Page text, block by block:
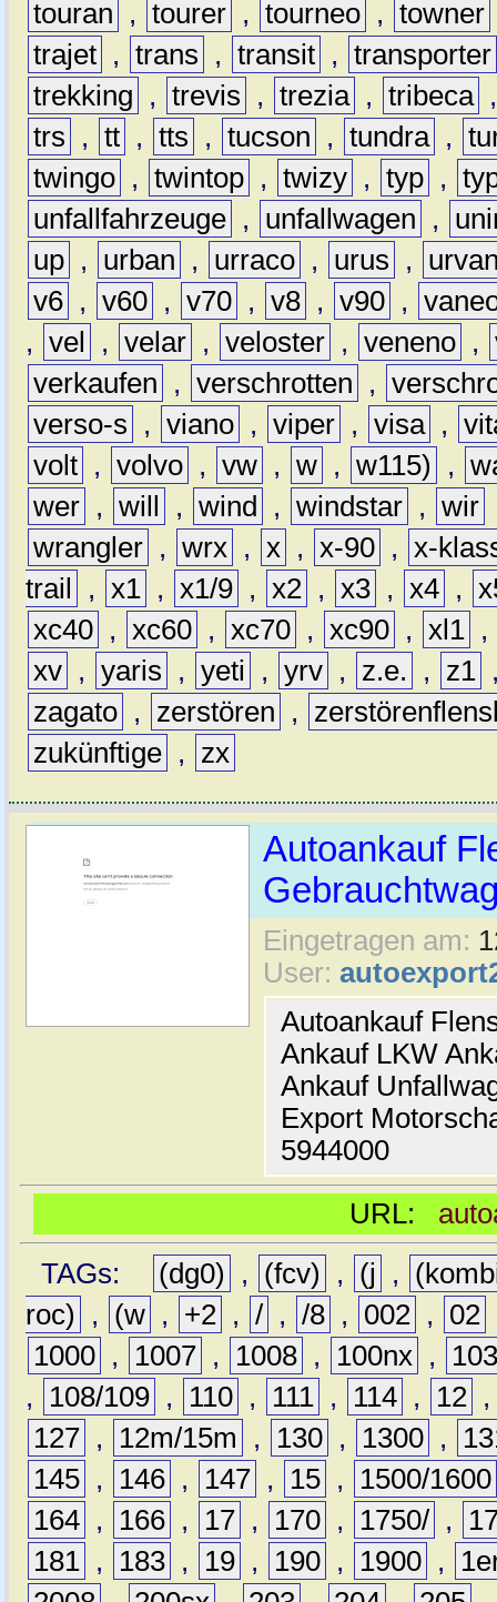
touran , tourer , tourneo , towner
trajet , trans , transit , transporter
trekking
, trevis , trezia , tribeca
trs
, tt , tts , tucson , tundra ,
twingo , twintop , twizy , typ ,
unfallfahrzeuge , unfallwagen ,
up , urban , urraco , urus ,
v6 , v60 , v70 , v8 , v90 ,
, vel , velar , veloster , veneno ,
verkaufen
, verschrotten ,
verso-s
, viano , viper , visa ,
volt , volvo , vw , w , w115) ,
wer , will , wind , windstar , wir
wrangler , wrx , x , x-90 , x-
trail
, x1 , x1/9 , x2 , x3 , x4 ,
xc40 , xc60 , xc70 , xc90 , xl1 ,
xv , yaris , yeti , yrv , z.e. , z1
zagato , zerstören ,
zukünftige , zx
Autoankauf
Eingetragen am:
User:
Autoankauf
Ankauf LKW
Ankauf
Export
5944000
URL:
TAGs:
(dg0) , (fcv) , (j ,
roc)
, (w , +2 , / , /8 , 002 , 02
1000 , 1007 , 1008 , 100nx ,
,
108/109 , 110 , 111 , 114 , 12
127 , 12m/15m , 130 , 1300 ,
145 , 146 , 147 , 15 ,
1500/1600
164 , 166 , 17 , 170 , 1750/ ,
181 , 183 , 19 , 190 , 1900 ,